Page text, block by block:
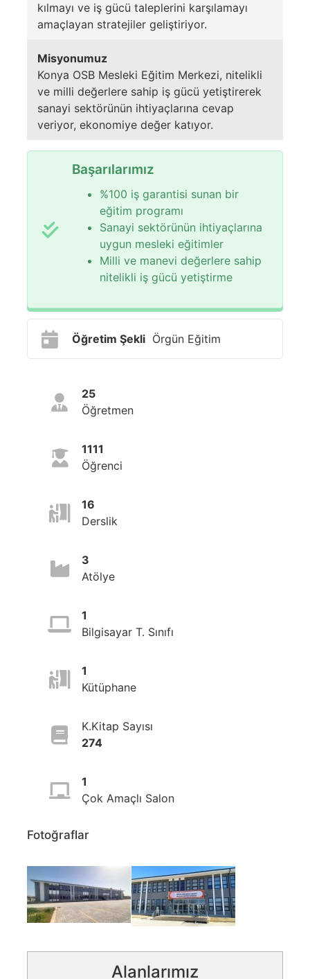
kılmayı ve iş gücü taleplerini karşılamayı
amaçlayan stratejiler geliştiriyor.
Misyonumuz
Konya OSB Mesleki Eğitim Merkezi, nitelikli
ve milli değerlere sahip iş gücü yetiştirerek
sanayi sektörünün ihtiyaçlarına cevap
veriyor, ekonomiye değer katıyor.
Başarılarımız
%100 iş garantisi sunan bir
eğitim programı
Sanayi sektörünün ihtiyaçlarına
uygun mesleki eğitimler
Milli ve manevi değerlere sahip
nitelikli iş gücü yetiştirme
Öğretim Şekli Örgün Eğitim
25
Öğretmen
1111
Öğrenci
16
Derslik
3
Atölye
1
Bilgisayar T. Sınıfı
1
Kütüphane
K.Kitap Sayısı
274
1
Çok Amaçlı Salon
Fotoğraflar
Alanlarımız